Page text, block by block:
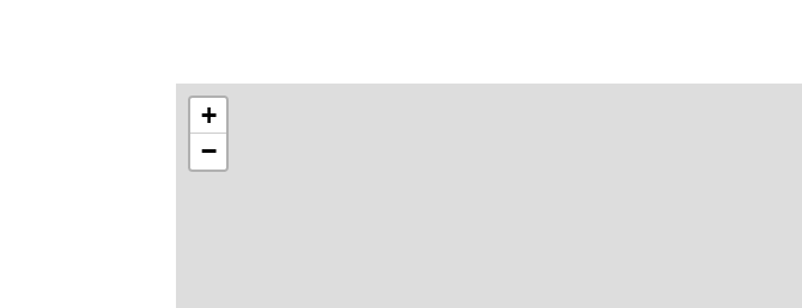
+
−